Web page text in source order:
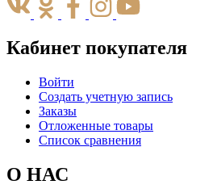
Кабинет покупателя
Войти
Создать учетную запись
Заказы
Отложенные товары
Список сравнения
О НАС